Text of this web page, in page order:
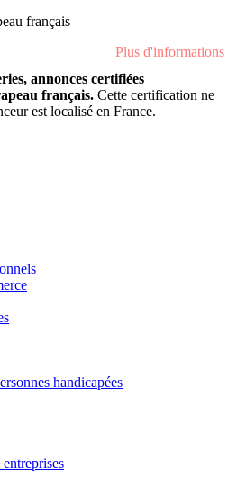
français
Plus d'informations
annonces certifiées
français. Cette certification ne
est localisé en France.
handicapées